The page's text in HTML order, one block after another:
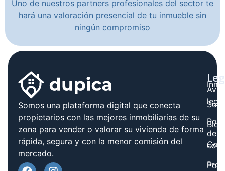
Uno de nuestros partners profesionales del sector te
hará una valoración presencial de tu inmueble sin
ningún compromiso
Somos una plataforma digital que conecta
propietarios con las mejores inmobiliarias de su
zona para vender o valorar su vivienda de forma
rápida, segura y con la menor comisión del
mercado.
Blog
legal
de